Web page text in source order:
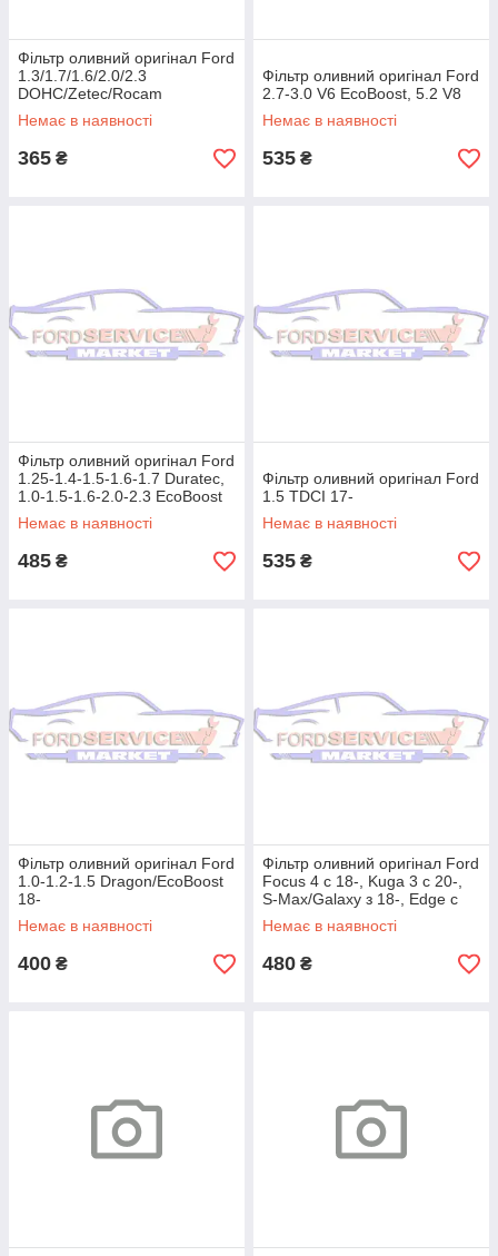
Фільтр оливний оригінал Ford
1.3/1.7/1.6/2.0/2.3
DOHC/Zetec/Rocam
Немає в наявності
365 ₴
Фільтр оливний оригінал Ford
2.7-3.0 V6 EcoBoost, 5.2 V8
Немає в наявності
535 ₴
Фільтр оливний оригінал Ford
1.25-1.4-1.5-1.6-1.7 Duratec,
1.0-1.5-1.6-2.0-2.3 EcoBoost
Немає в наявності
485 ₴
Фільтр оливний оригінал Ford
1.5 TDCI 17-
Немає в наявності
535 ₴
Фільтр оливний оригінал Ford
1.0-1.2-1.5 Dragon/EcoBoost
18-
Немає в наявності
400 ₴
Фільтр оливний оригінал Ford
Focus 4 c 18-, Kuga 3 c 20-,
S-Max/Galaxy з 18-, Edge c
18- для 2.0 TDCi EcoBlue
Немає в наявності
480 ₴